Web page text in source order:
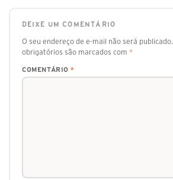
DEIXE UM COMENTÁRIO
O seu endereço de e-mail não será publicado.
obrigatórios são marcados com *
COMENTÁRIO *